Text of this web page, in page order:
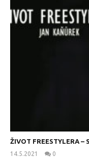
ŽIVOT FREESTYLERA
14.5.2021 0